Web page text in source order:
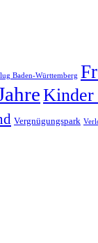
Baden-Württemberg
Kinder
Vergnügungspark